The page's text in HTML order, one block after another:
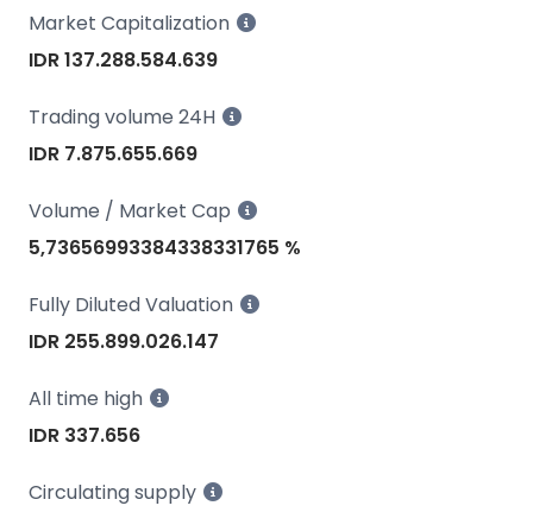
Market Capitalization
IDR 137.288.584.639
Trading volume 24H
IDR 7.875.655.669
Volume / Market Cap
5,73656993384338331765 %
Fully Diluted Valuation
IDR 255.899.026.147
All time high
IDR 337.656
Circulating supply